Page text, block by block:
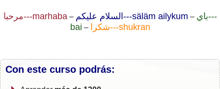
مرحبا---marhaba – السلام عليكم---säläm ailykum – باي---
bai – شكرا---shukran
Con este curso podrás: